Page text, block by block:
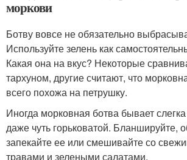
моркови
Ботву вовсе не обязательно
Используйте зелень как
Какая она на вкус? Некоторые
тархуном, другие считают, что
всего похожа на петрушку.
Иногда морковная ботва бывает
даже чуть горьковатой. Бланшируйте,
запекайте ее или смешивайте со
травами и зелеными салатами.